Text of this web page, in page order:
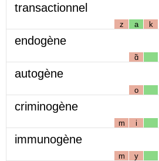
transactionnel
z a k
endogène
ɑ̃
autogène
o
criminogène
m i
immunogène
m y